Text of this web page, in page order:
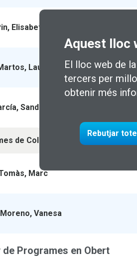
Aquest lloc
El lloc web de
tercers per
obtenir més
Rebutjar
Elisabet
Laura
Sandra
de Col·laboració Internacional
Marc
Vanesa
de Programes en Obert